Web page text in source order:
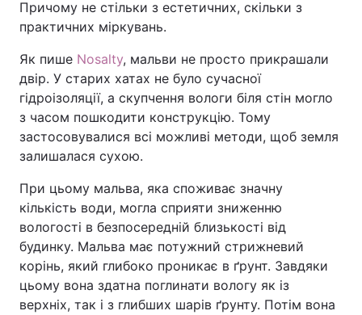
Економіка Світ
Техно і зв'язок Лайт
Зброя Інциденти
Здоров'я
Цікавинки Погода
Екологія Регіони
Лонгріди
Відео з Youtube Статті
Причому не стільки з естетичних, скільки з
практичних міркувань.
Як пише Nosalty, мальви не просто прикрашали
двір. У старих хатах не було сучасної
гідроізоляції, а скупчення вологи біля стін могло
з часом пошкодити конструкцію. Тому
застосовувалися всі можливі методи, щоб земля
залишалася сухою.
При цьому мальва, яка споживає значну
кількість води, могла сприяти зниженню
вологості в безпосередній близькості від
будинку. Мальва має потужний стрижневий
корінь, який глибоко проникає в ґрунт. Завдяки
цьому вона здатна поглинати вологу як із
верхніх, так і з глибших шарів ґрунту. Потім вона